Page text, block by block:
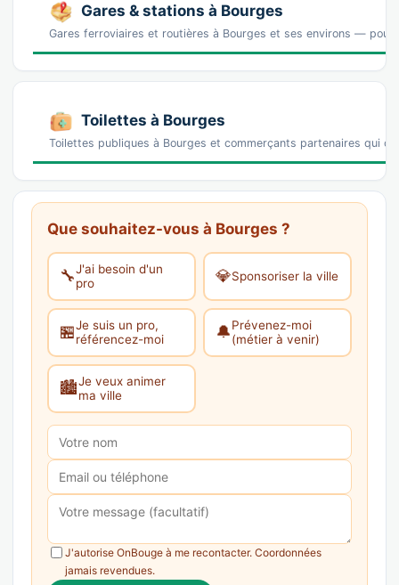
Gares & stations à Bourges
Gares ferroviaires et routières à Bourges et ses environs —
Toilettes à Bourges
Toilettes publiques à Bourges et commerçants partenaires qui
Que souhaitez-vous à Bourges ?
🔧J'ai besoin d'un
pro
💎Sponsoriser la ville
🏪Je suis un pro,
référencez-moi
🔔Prévenez-moi
(métier à venir)
🏙️Je veux animer
ma ville
J'autorise OnBouge à me recontacter. Coordonnées
jamais revendues.